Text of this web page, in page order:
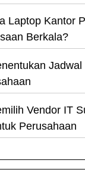
Laptop Kantor
Berkala?
Vendor IT
Perusahaan